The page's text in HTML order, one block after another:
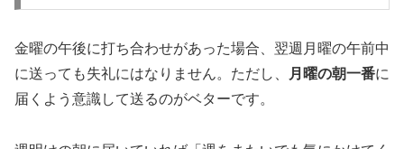
金曜の午後に打ち合わせがあった場合、翌週月曜の午前中
に送っても失礼にはなりません。ただし、
月曜の朝一番に
届くよう意識して送るのがベターです。